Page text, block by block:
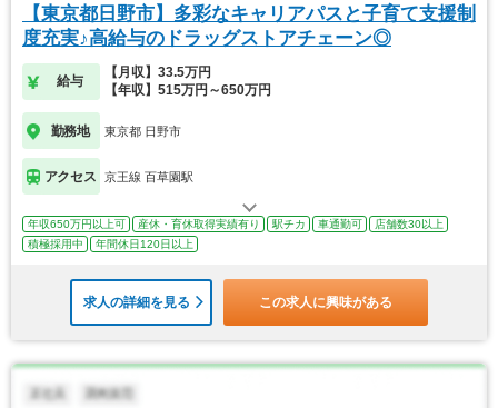
【東京都日野市】多彩なキャリアパスと子育て支援制
度充実♪高給与のドラッグストアチェーン◎
給与
【月収】33.5万円
【年収】515万円～650万円
勤務地 東京都 日野市
アクセス 京王線 百草園駅
年収650万円以上可 産休・育休取得実績有り 駅チカ 車通勤可
店舗数30以上
積極採用中
年間休日120日以上
求人の詳細を見る この求人に興味がある